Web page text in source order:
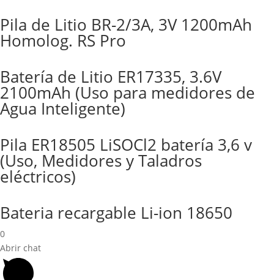
Pila de Litio BR-2/3A, 3V 1200mAh
Homolog. RS Pro
Batería de Litio ER17335, 3.6V
2100mAh (Uso para medidores de
Agua Inteligente)
Pila ER18505 LiSOCl2 batería 3,6 v
(Uso, Medidores y Taladros
eléctricos)
Bateria recargable Li-ion 18650
0
Abrir chat